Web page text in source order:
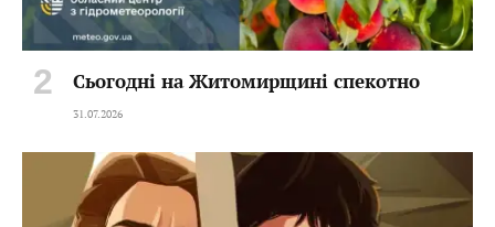
Сьогодні на Житомирщині спекотно
31.07.2026